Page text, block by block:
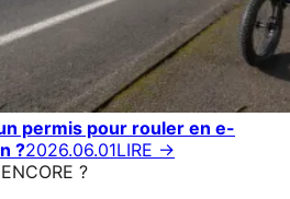
permis pour rouler en e-
?2026.06.01LIRE →
?